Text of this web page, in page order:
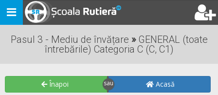
Toggle
navigation
Pasul 3 - Mediu de învățare »GENERAL (toate
întrebările) Categoria C (C, C1)
Înapoi Acasă